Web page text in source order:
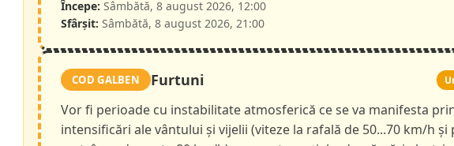
Începe: Sâmbătă, 8 august 2026, 12:00
Sfârșit: Sâmbătă, 8 august 2026, 21:00
COD GALBEN Furtuni
Vor fi perioade cu instabilitate atmosferică ce se va manifesta
intensificări ale vântului și vijelii (viteze la rafală de 50...70 km/h și